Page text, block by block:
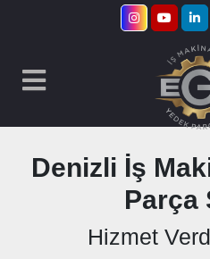
Denizli İş
Parça
Hizmet